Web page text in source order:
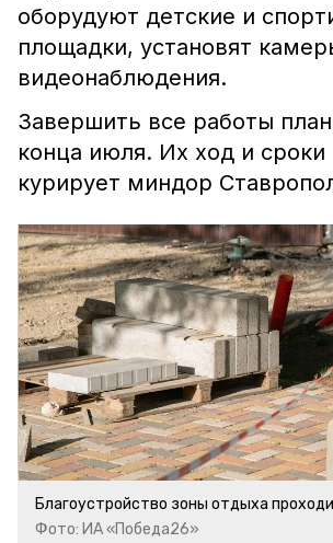
оборудуют детские и
площадки, установят
видеонаблюдения.
Завершить все работы
конца июля. Их ход и сроки
курирует миндор
Благоустройство зоны отдыха
Фото: ИА «Победа26»